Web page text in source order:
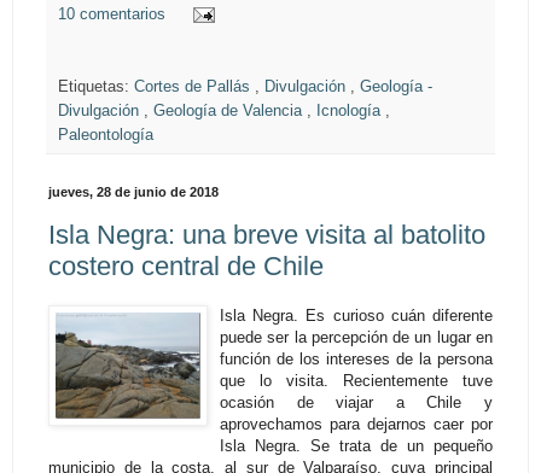
10 comentarios
Etiquetas: Cortes de Pallás , Divulgación , Geología -
Divulgación , Geología de Valencia , Icnología ,
Paleontología
jueves, 28 de junio de 2018
Isla Negra: una breve visita al batolito
costero central de Chile
Isla Negra. Es curioso cuán diferente
puede ser la percepción de un lugar en
función de los intereses de la persona
que lo visita. Recientemente tuve
ocasión de viajar a Chile y
aprovechamos para dejarnos caer por
Isla Negra. Se trata de un pequeño
municipio de la costa, al sur de Valparaíso, cuya principal